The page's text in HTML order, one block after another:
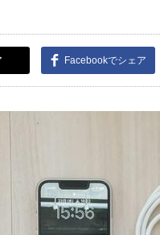
Facebookでシェア